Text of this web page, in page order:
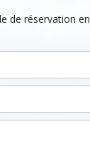
de réservation en